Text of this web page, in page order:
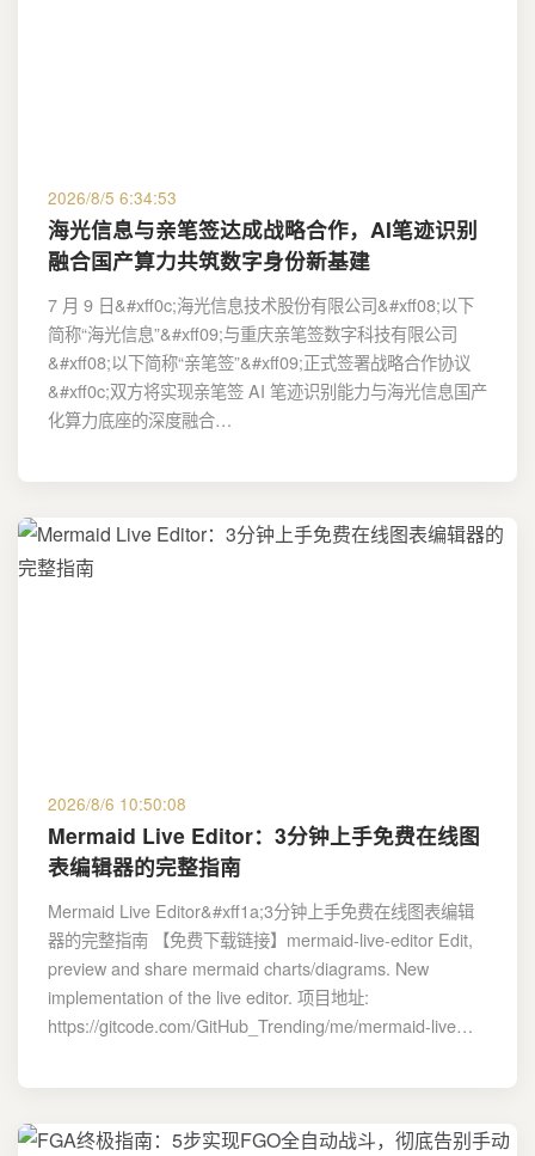
2026/8/5 6:34:53
海光信息与亲笔签达成战略合作，AI笔迹识别
融合国产算力共筑数字身份新基建
7 月 9 日&#xff0c;海光信息技术股份有限公司&#xff08;以下
简称“海光信息”&#xff09;与重庆亲笔签数字科技有限公司
&#xff08;以下简称“亲笔签”&#xff09;正式签署战略合作协议
&#xff0c;双方将实现亲笔签 AI 笔迹识别能力与海光信息国产
化算力底座的深度融合…
2026/8/6 10:50:08
Mermaid Live Editor：3分钟上手免费在线图
表编辑器的完整指南
Mermaid Live Editor&#xff1a;3分钟上手免费在线图表编辑
器的完整指南 【免费下载链接】mermaid-live-editor Edit,
preview and share mermaid charts/diagrams. New
implementation of the live editor. 项目地址:
https://gitcode.com/GitHub_Trending/me/mermaid-live…